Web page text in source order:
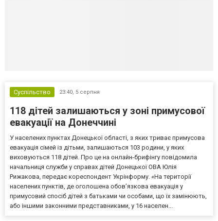
Суспільство 23:40, 5 серпня
118 дітей залишаються у зоні примусової
евакуації на Донеччині
У населених пунктах Донецької області, з яких триває примусова
евакуація сімей із дітьми, залишаються 103 родини, у яких
виховуються 118 дітей. Про це на онлайн-брифінгу повідомила
начальниця служби у справах дітей Донецької ОВА Юлія
Рижакова, передає кореспондент Укрінформу. «На території
населених пунктів, де оголошена обов’язкова евакуація у
примусовий спосіб дітей з батьками чи особами, що їх замінюють,
або іншими законними представниками, у 16 населен...